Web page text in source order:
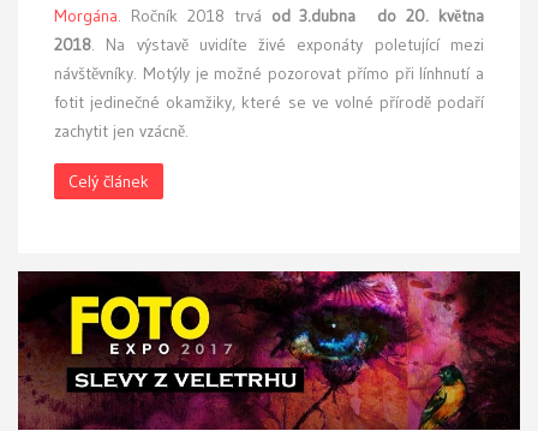
Morgána. Ročník 2018 trvá od 3.dubna do 20. května
2018. Na výstavě uvidíte živé exponáty poletující mezi
návštěvníky. Motýly je možné pozorovat přímo při línhnutí a
fotit jedinečné okamžiky, které se ve volné přírodě podaří
zachytit jen vzácně.
Celý článek